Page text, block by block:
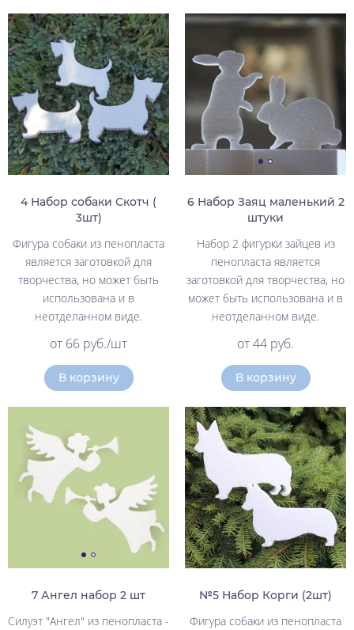
4 Набор собаки Скотч (
3шт)
Фигура собаки из пенопласта
является заготовкой для
творчества, но может быть
использована и в
неотделанном виде.
от 66 руб./шт
В корзину
6 Набор Заяц маленький 2
штуки
Набор 2 фигурки зайцев из
пенопласта является
заготовкой для творчества, но
может быть использована и в
неотделанном виде.
от 44 руб.
В корзину
7 Ангел набор 2 шт
Силуэт "Ангел" из пенопласта -
№5 Набор Корги (2шт)
Фигура собаки из пенопласта